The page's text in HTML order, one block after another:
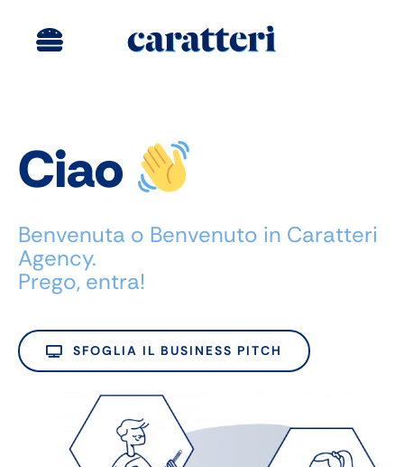
Toggle
Digital Marketing
Brand Identity
Agency
Ciao
Benvenuta o Benvenuto in Caratteri
Agency.
Prego, entra!
SFOGLIA IL BUSINESS PITCH